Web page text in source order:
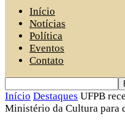
Início
Notícias
Política
Eventos
Contato
Início Destaques UFPB
Ministério da Cultura para